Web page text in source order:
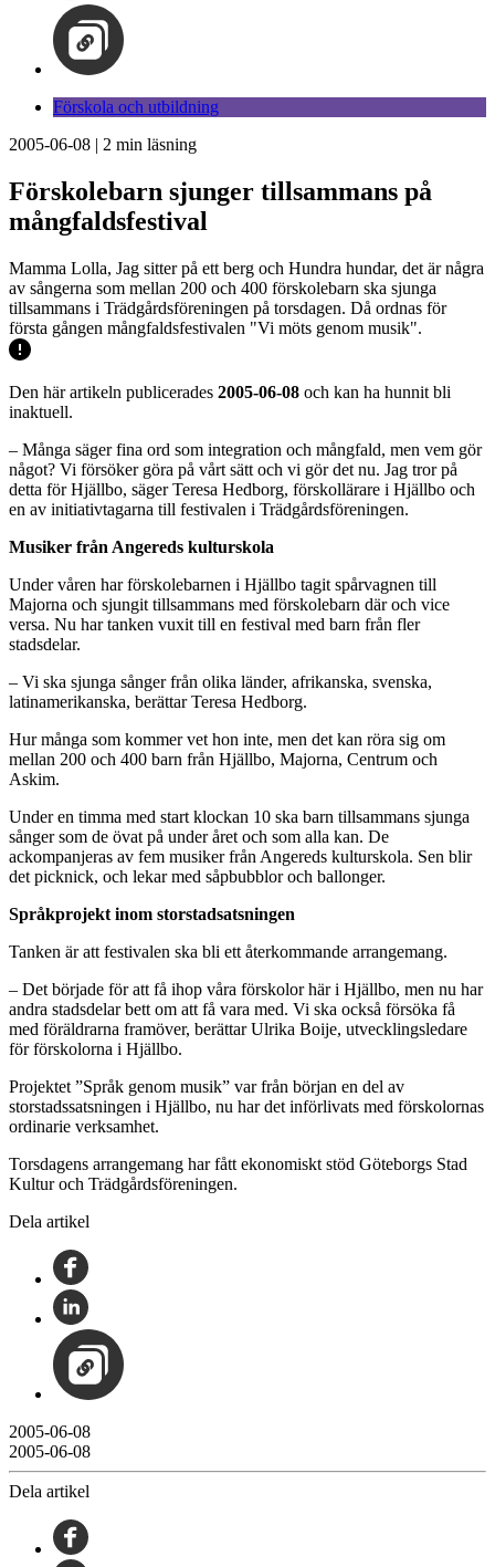
Förskola och utbildning
2005-06-08 | 2 min läsning
Förskolebarn sjunger tillsammans på
mångfaldsfestival
Mamma Lolla, Jag sitter på ett berg och Hundra hundar, det är några
av sångerna som mellan 200 och 400 förskolebarn ska sjunga
tillsammans i Trädgårdsföreningen på torsdagen. Då ordnas för
första gången mångfaldsfestivalen "Vi möts genom musik".
Den här artikeln publicerades 2005-06-08 och kan ha hunnit bli
inaktuell.
– Många säger fina ord som integration och mångfald, men vem gör
något? Vi försöker göra på vårt sätt och vi gör det nu. Jag tror på
detta för Hjällbo, säger Teresa Hedborg, förskollärare i Hjällbo och
en av initiativtagarna till festivalen i Trädgårdsföreningen.
Musiker från Angereds kulturskola
Under våren har förskolebarnen i Hjällbo tagit spårvagnen till
Majorna och sjungit tillsammans med förskolebarn där och vice
versa. Nu har tanken vuxit till en festival med barn från fler
stadsdelar.
– Vi ska sjunga sånger från olika länder, afrikanska, svenska,
latinamerikanska, berättar Teresa Hedborg.
Hur många som kommer vet hon inte, men det kan röra sig om
mellan 200 och 400 barn från Hjällbo, Majorna, Centrum och
Askim.
Under en timma med start klockan 10 ska barn tillsammans sjunga
sånger som de övat på under året och som alla kan. De
ackompanjeras av fem musiker från Angereds kulturskola. Sen blir
det picknick, och lekar med såpbubblor och ballonger.
Språkprojekt inom storstadsatsningen
Tanken är att festivalen ska bli ett återkommande arrangemang.
– Det började för att få ihop våra förskolor här i Hjällbo, men nu har
andra stadsdelar bett om att få vara med. Vi ska också försöka få
med föräldrarna framöver, berättar Ulrika Boije, utvecklingsledare
för förskolorna i Hjällbo.
Projektet ”Språk genom musik” var från början en del av
storstadssatsningen i Hjällbo, nu har det införlivats med förskolornas
ordinarie verksamhet.
Torsdagens arrangemang har fått ekonomiskt stöd Göteborgs Stad
Kultur och Trädgårdsföreningen.
Dela artikel
2005-06-08
2005-06-08
Dela artikel